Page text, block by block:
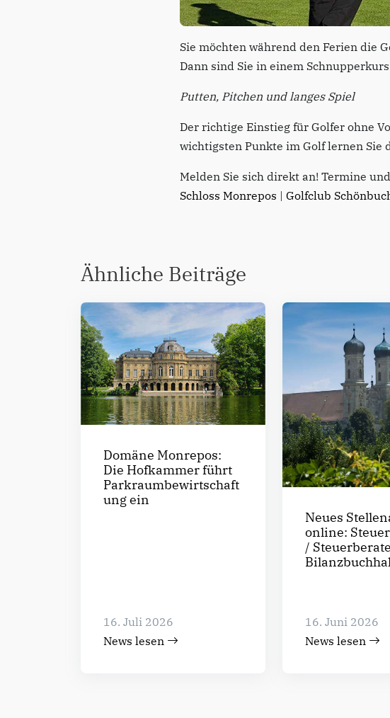
Sie möchten während den Ferien die
Dann sind Sie in einem
Putten, Pitchen und langes Spiel
Der richtige Einstieg für Golfer ohne
wichtigsten Punkte im Golf lernen Sie
Melden Sie sich direkt an! Termine
Schloss Monrepos | Golfclub
Ähnliche Beiträge
Domäne Monrepos:
Die Hofkammer führt
Parkraumbewirtschaft
ung ein
16. Juli 2026
News lesen
Neues
online:
/
16. Juni 2026
News lesen